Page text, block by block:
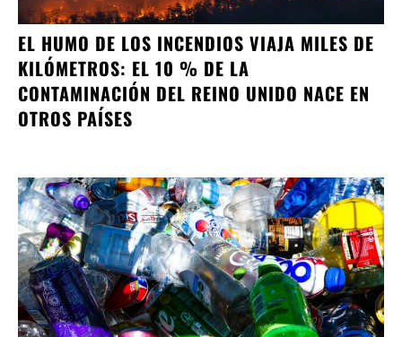
EL HUMO DE LOS INCENDIOS VIAJA MILES DE
KILÓMETROS: EL 10 % DE LA
CONTAMINACIÓN DEL REINO UNIDO NACE EN
OTROS PAÍSES